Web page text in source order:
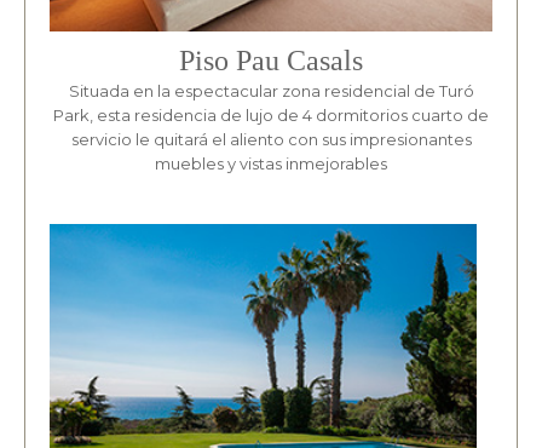
Piso Pau Casals
Situada en la espectacular zona residencial de Turó
Park, esta residencia de lujo de 4 dormitorios cuarto de
servicio le quitará el aliento con sus impresionantes
muebles y vistas inmejorables